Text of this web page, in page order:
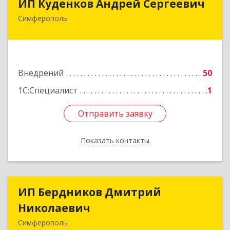
ИП Куденков Андрей Сергеевич
Симферополь
Внедрений
50
1С:Специалист
1
Отправить заявку
Показать контакты
295000, Крым Респ, Симферополь г, Толстого
Отправить заявку
Назад
ИП Бердников Дмитрий
Николаевич
Симферополь
ИП Бердников Дмитрий